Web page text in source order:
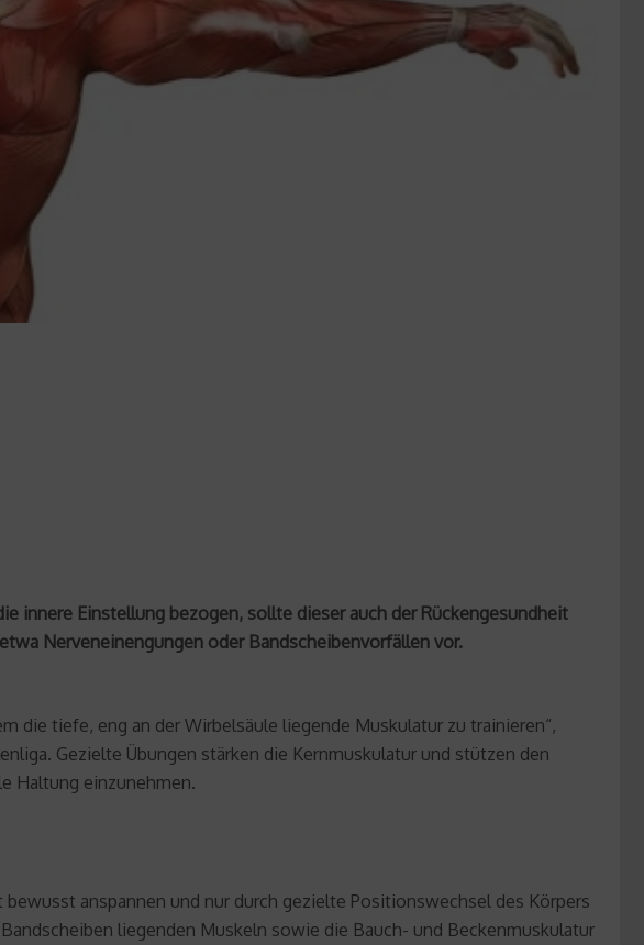
innere Einstellung bezogen, sollte dieser auch der Rückengesundheit
Nerveneinengungen oder Bandscheibenvorfällen vor.
die tiefe, eng an der Wirbelsäule liegende Muskulatur zu trainieren“,
Gezielte Übungen stärken die Kernmuskulatur und stützen den
Haltung einzunehmen.
anspannen und nur durch gezielte Positionswechsel des Körpers
liegenden Muskeln sowie die Bauch- und Beckenmuskulatur